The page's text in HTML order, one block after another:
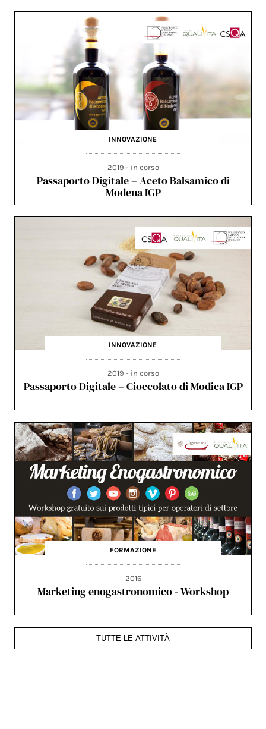
INNOVAZIONE
2019 - in corso
Passaporto Digitale – Aceto Balsamico di
Modena IGP
INNOVAZIONE
2019 - in corso
Passaporto Digitale – Cioccolato di Modica IGP
FORMAZIONE
2016
Marketing enogastronomico - Workshop
TUTTE LE ATTIVITÀ